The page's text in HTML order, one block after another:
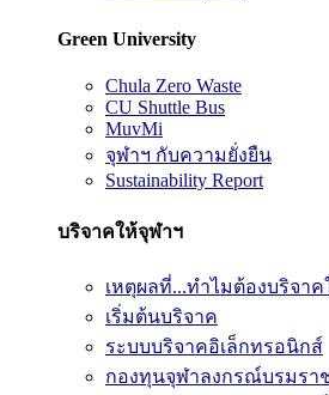
Green University
Chula Zero Waste
CU Shuttle Bus
MuvMi
จุฬาฯ กับความยั่งยืน
Sustainability Report
บริจาคให้จุฬาฯ
เหตุผลที่...ทำไมต้องบริจาค
เริ่มต้นบริจาค
ระบบบริจาคอิเล็กทรอนิกส์
กองทุนจุฬาลงกรณ์บรมรา